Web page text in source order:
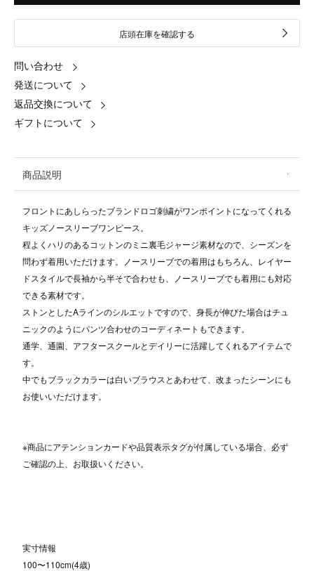
店頭在庫を確認する
問い合わせ
発送について
返品交換について
ギフトについて
商品説明
フロントにあしらったブランドロゴ刺繍がワンポイントになってくれる
キッズノースリーブワンピース。
程よくハリのあるコットンのミニ裏毛ジャージ素材なので、シーズンを
問わず着用いただけます。ノースリーブでの着用はもちろん、レイヤー
ドスタイルで長袖から半そで合わせも、ノースリーブでも着用にも対応
できる素材です。
ストンとしたAラインのシルエットですので、身長が伸びた場合はチュ
ニックのようにパンツ合わせのコーディネートもできます。
通学、通園、アフタースクールとデイリーに活躍してくれるアイテムで
す。
中でもブラックカラーは白いブラウスとあわせて、改まったシーンにも
お使いいただけます。
※商品にアテンションカードや品質表示タグが付属している場合、必ず
ご確認の上、お取扱いください。
実寸情報
100〜110cm(4歳)